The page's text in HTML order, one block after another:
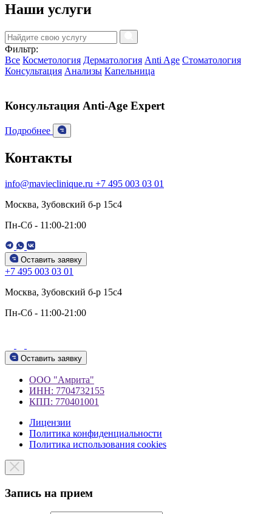
Наши услуги
Фильтр:
Все Косметология Дерматология Anti Age Стоматология
Консультация Анализы Капельница
Консультация Anti-Age Expert
Подробнее
Контакты
info@mavieclinique.ru +7 495 003 03 01
Москва, Зубовский б-р 15c4
Пн-Сб - 11:00-21:00
Оставить заявку
+7 495 003 03 01
Москва, Зубовский б-р 15c4
Пн-Сб - 11:00-21:00
Оставить заявку
ООО "Амрита"
ИНН: 7704732155
КПП: 770401001
Лицензии
Политика конфиденциальности
Политика использования cookies
Запись на прием